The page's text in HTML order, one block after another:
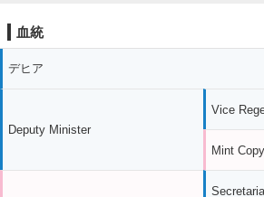
血統
デヒア
Deputy Minister
Vice
Mint Copy